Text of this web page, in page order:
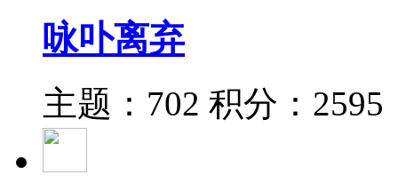
咏卟离弃
主题：702 积分：2595